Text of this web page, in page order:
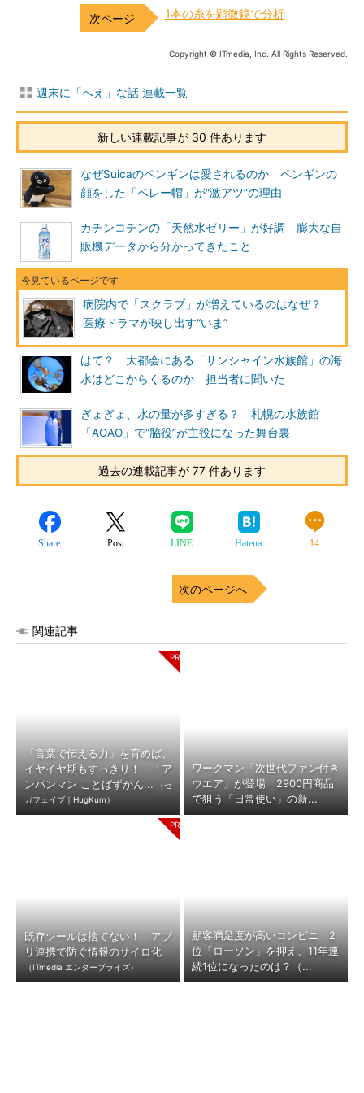
1本の糸を顕微鏡で分析
Copyright © ITmedia, Inc. All Rights Reserved.
週末に「へえ」な話 連載一覧
新しい連載記事が 30 件あります
なぜSuicaのペンギンは愛されるのか ペンギンの
顔をした「ベレー帽」が“激アツ”の理由
カチンコチンの「天然水ゼリー」が好調 膨大な自
販機データから分かってきたこと
病院内で「スクラブ」が増えているのはなぜ？
医療ドラマが映し出す“いま”
はて？ 大都会にある「サンシャイン水族館」の海
水はどこからくるのか 担当者に聞いた
ぎょぎょ、水の量が多すぎる？ 札幌の水族館
「AOAO」で“脇役”が主役になった舞台裏
過去の連載記事が 77 件あります
Share Post LINE Hatena 14
次のページへ
関連記事
「言葉で伝える力」を育めば、
イヤイヤ期もすっきり！ 「ア
ンパンマン ことばずかん...
（セ
ガフェイブ｜HugKum）
ワークマン「次世代ファン付き
ウエア」が登場 2900円商品
で狙う「日常使い」の新...
既存ツールは捨てない！ アプ
リ連携で防ぐ情報のサイロ化
（ITmedia エンタープライズ）
顧客満足度が高いコンビニ 2
位「ローソン」を抑え、11年連
続1位になったのは？（...